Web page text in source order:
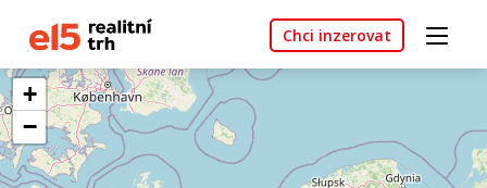
Chci inzerovat
+
−